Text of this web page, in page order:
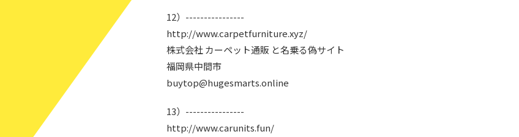
12）----------------
http://www.carpetfurniture.xyz/
株式会社 カーペット通販 と名乗る偽サイト
福岡県中間市
buytop@hugesmarts.online
13）----------------
http://www.carunits.fun/